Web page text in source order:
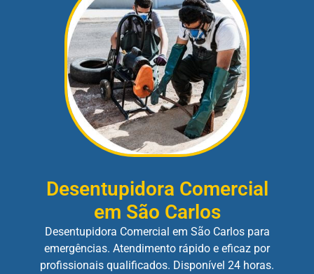
Desentupidora Comercial
em São Carlos
Desentupidora Comercial em São Carlos para
emergências. Atendimento rápido e eficaz por
profissionais qualificados. Disponível 24 horas.